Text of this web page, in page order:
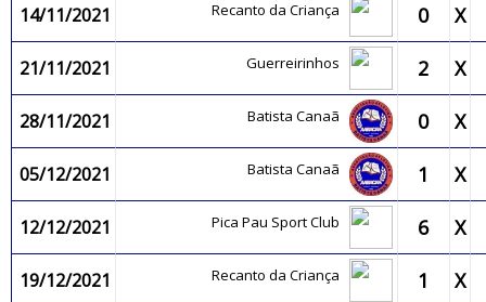
14/11/2021 Recanto da Criança 0 X
21/11/2021 Guerreirinhos 2 X
28/11/2021 Batista Canaã 0 X
05/12/2021 Batista Canaã 1 X
12/12/2021 Pica Pau Sport Club 6 X
19/12/2021 Recanto da Criança 1 X